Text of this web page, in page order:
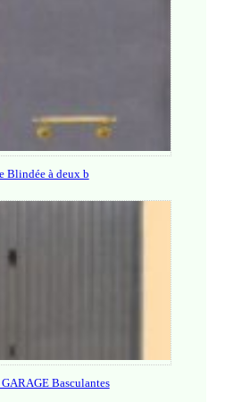
Blindée à deux b
GARAGE Basculantes